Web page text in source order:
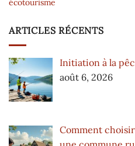
écotourisme
ARTICLES RÉCENTS
Initiation à la
août 6, 2026
Comment